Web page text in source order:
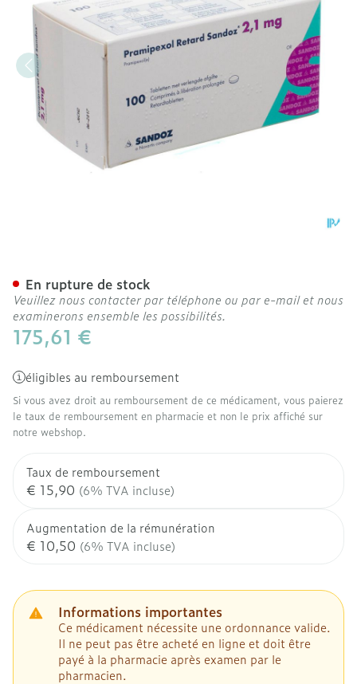
175,61 €
éligibles au remboursement
Si vous avez droit au remboursement de ce médicament, vous paierez
le taux de remboursement en pharmacie et non le prix affiché sur
notre webshop.
Taux de remboursement
€ 15,90 (6% TVA incluse)
Augmentation de la rémunération
€ 10,50 (6% TVA incluse)
Informations importantes
Ce médicament nécessite une ordonnance valide.
Il ne peut pas être acheté en ligne et doit être
payé à la pharmacie après examen par le
pharmacien.
En rupture de stock
Veuillez nous contacter par téléphone ou par e-mail et nous
examinerons ensemble les possibilités.